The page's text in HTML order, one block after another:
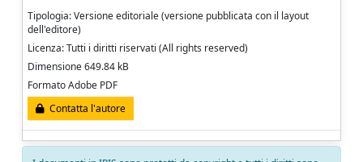
Tipologia: Versione editoriale (versione pubblicata con il layout
dell'editore)
Licenza: Tutti i diritti riservati (All rights reserved)
Dimensione 649.84 kB
Formato Adobe PDF
Contatta l'autore